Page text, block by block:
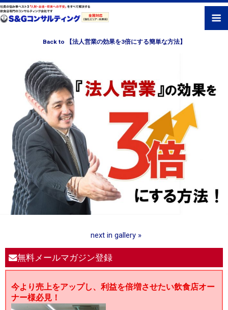
Back to 【法人営業の効果を3倍にする簡単な方法】
next in gallery »
無料メールマガジン登録
今より売上をアップし、利益を倍増させたい飲食店オー
ナー様必見！